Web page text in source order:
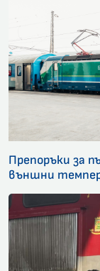
Препоръки за
външни